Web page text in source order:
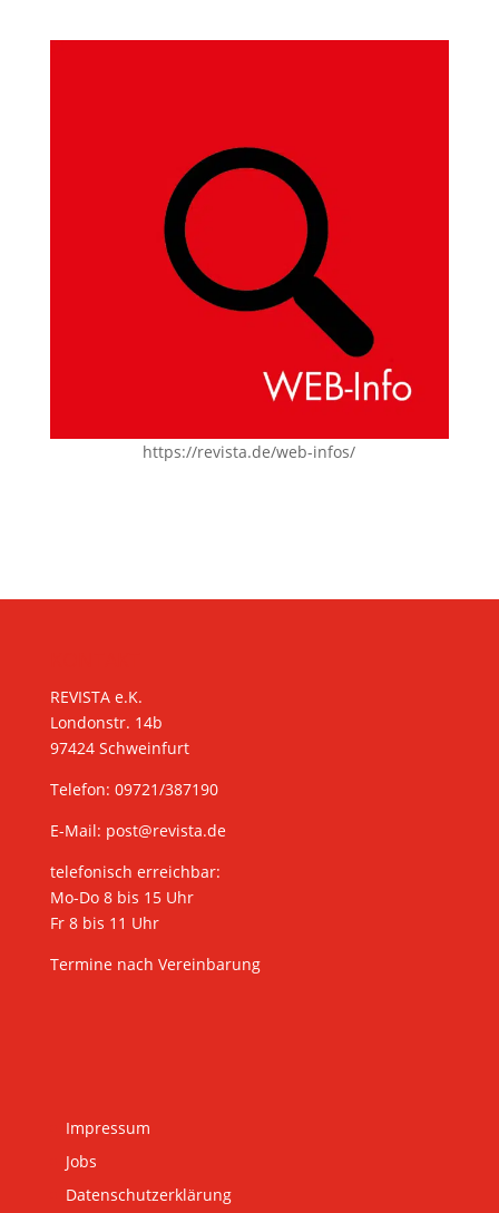
https://revista.de/web-infos/
REVISTA e.K.
Londonstr. 14b
97424 Schweinfurt
Telefon: 09721/387190
E-Mail: post@revista.de
telefonisch erreichbar:
Mo-Do 8 bis 15 Uhr
Fr 8 bis 11 Uhr
Termine nach Vereinbarung
Impressum
Jobs
Datenschutzerklärung